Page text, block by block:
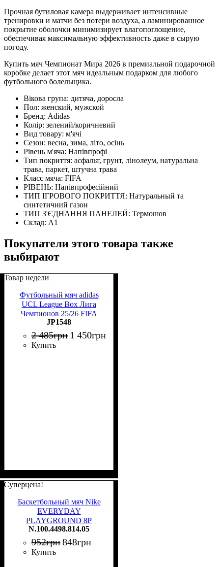
Прочная бутиловая камера выдерживает интенсивные
тренировки и матчи без потери воздуха, а ламинированное
покрытие оболочки минимизирует влагопоглощение,
обеспечивая максимальную эффективность даже в сырую
погоду.
Купить мяч Чемпионат Мира 2026 в премиальной подарочной
коробке делает этот мяч идеальным подарком для любого
футбольного болельщика.
Вікова група: дитяча, доросла
Пол: женский, мужской
Бренд: Adidas
Колір: зелений/коричневий
Вид товару: м'ячі
Сезон: весна, зима, літо, осінь
Рівень м'яча: Напівпрофі
Тип покриття: асфальт, грунт, лінолеум, натуральна
трава, паркет, штучна трава
Класс мяча: FIFA
РІВЕНЬ: Напівпрофесійний
ТИП ІГРОВОГО ПОКРИТТЯ: Натуральный та
синтетичний газон
ТИП З'ЄДНАННЯ ПАНЕЛЕЙ: Термошов
Склад: А1
Покупатели этого товара также
выбирают
Товар недели
Футбольный мяч adidas
UCL League Box Лига
Чемпионов 25/26 FIFA
Quality (термошов)
JP1548
2 485грн 1 450грн
Купить
Суперцена!
Баскетбольный мяч Nike
EVERYDAY
PLAYGROUND 8P
DEFLATED оранжевый
Размер 5 N.100.4498.814.05
N.100.4498.814.05
952грн848грн
Купить